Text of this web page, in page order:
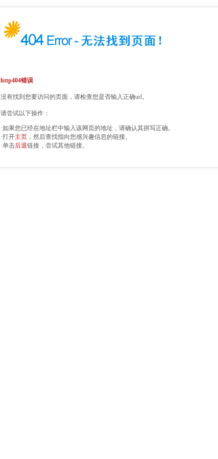
http404错误
没有找到您要访问的页面，请检查您是否输入正确url。
请尝试以下操作：
·如果您已经在地址栏中输入该网页的地址，请确认其拼写正确。
·打开主页 ，然后查找指向您感兴趣信息的链接。
·单击后退链接，尝试其他链接。